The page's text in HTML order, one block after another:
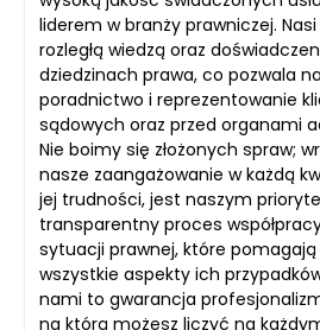
liderem w branży prawniczej.
rozległą wiedzą oraz
dziedzinach prawa, co pozwala
poradnictwo i reprezentowanie
sądowych oraz przed organami
Nie boimy się złożonych spraw;
nasze zaangażowanie w każdą
jej trudności, jest naszym
transparentny proces
sytuacji prawnej, które
wszystkie aspekty ich
nami to gwarancja
na którą możesz liczyć na